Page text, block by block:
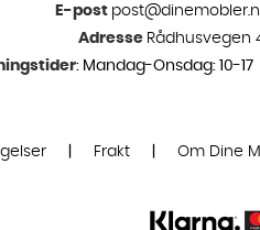
E-post
Adresse Rådhusvegen
: Mandag-Onsdag: 10-17
Frakt Om Dine